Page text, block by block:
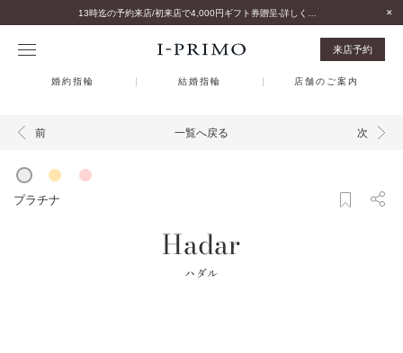
来店予約
婚約指輪 結婚指輪 店舗のご案内
前 一覧へ戻る 次
プラチナ
Hadar
ハダル